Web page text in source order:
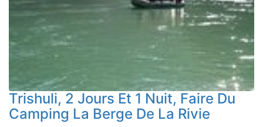
Trishuli, 2 Jours Et 1 Nuit, Faire Du
Camping La Berge De La Rivie